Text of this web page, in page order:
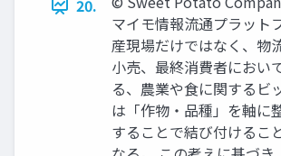
20.
マイモ情報流通プラット
産現場だけではなく、物
小売、最終消費者におい
る、農業や食に関するビ
は「作物・品種」を軸に
することで結び付けるこ